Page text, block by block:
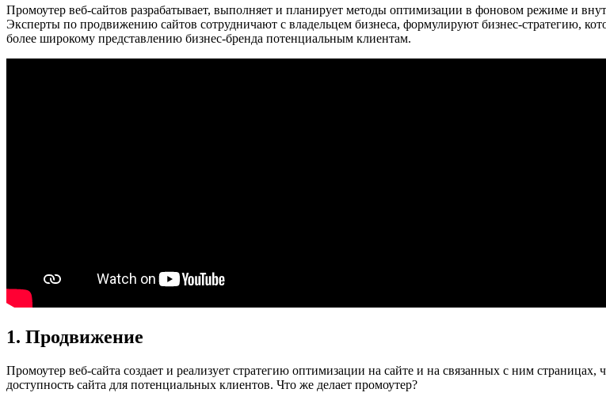
Промоутер веб-сайтов разрабатывает, выполняет и планирует методы оптимизации в фоновом режиме и
Эксперты по продвижению сайтов сотрудничают с владельцем бизнеса, формулируют бизнес-стратегию,
более широкому представлению бизнес-бренда потенциальным клиентам.
1. Продвижение
Промоутер веб-сайта создает и реализует стратегию оптимизации на сайте и на связанных с ним
доступность сайта для потенциальных клиентов. Что же делает промоутер?